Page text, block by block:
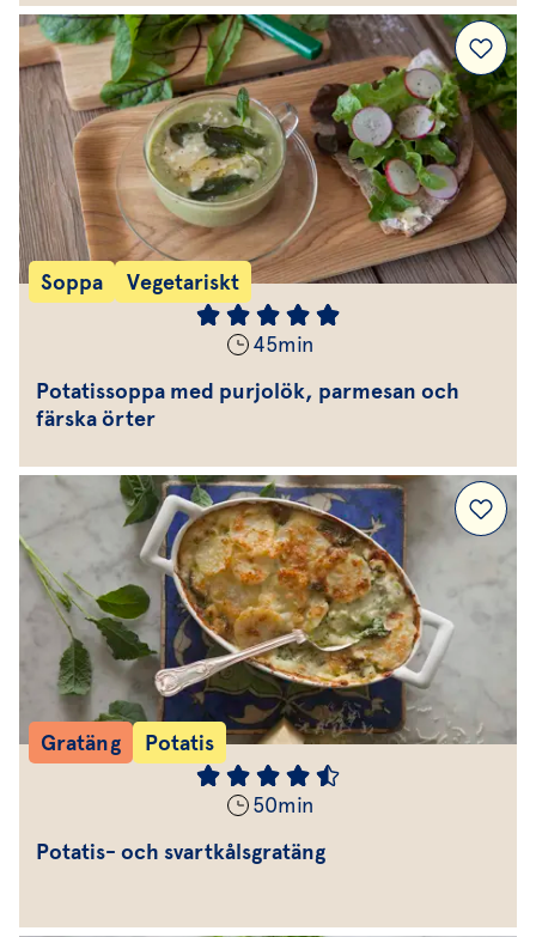
Soppa Vegetariskt
45min
Potatissoppa med purjolök, parmesan och
färska örter
Gratäng Potatis
50min
Potatis- och svartkålsgratäng